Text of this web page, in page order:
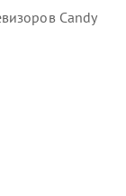
Candy